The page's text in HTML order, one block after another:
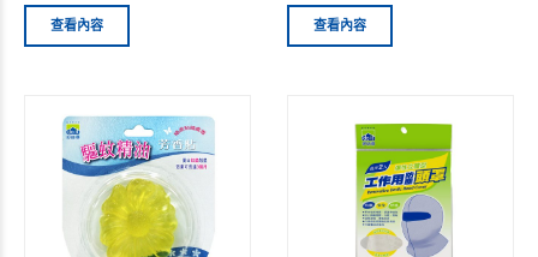
查看內容 查看內容